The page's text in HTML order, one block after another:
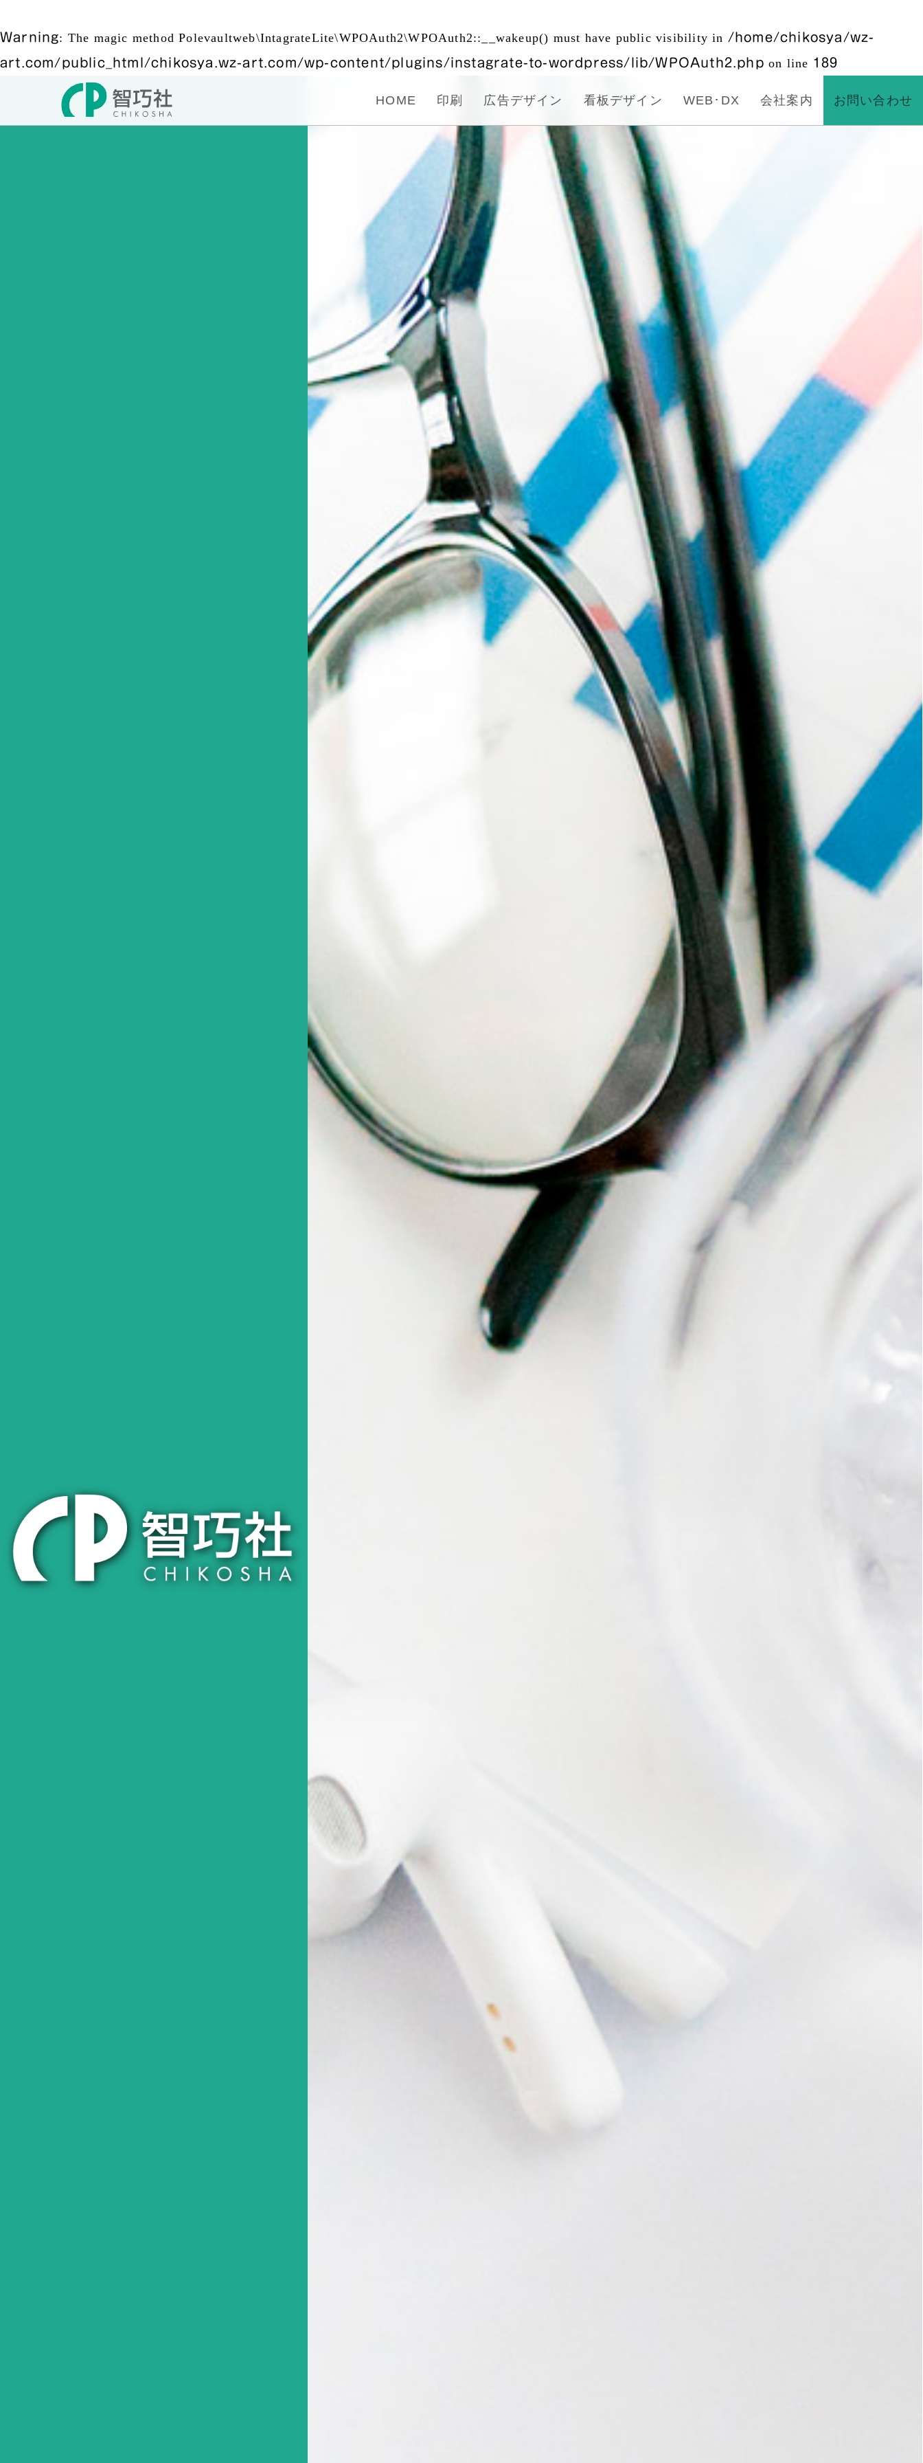
Warning: The magic method Polevaultweb\IntagrateLite\WPOAuth2\WPOAuth2::__wakeup() must have public visibility in /home/chikosya/wz-
art.com/public_html/chikosya.wz-art.com/wp-content/plugins/instagrate-to-wordpress/lib/WPOAuth2.php on line 189
HOME 印刷 広告デザイン 看板デザイン WEB･DX 会社案内 お問い合わせ